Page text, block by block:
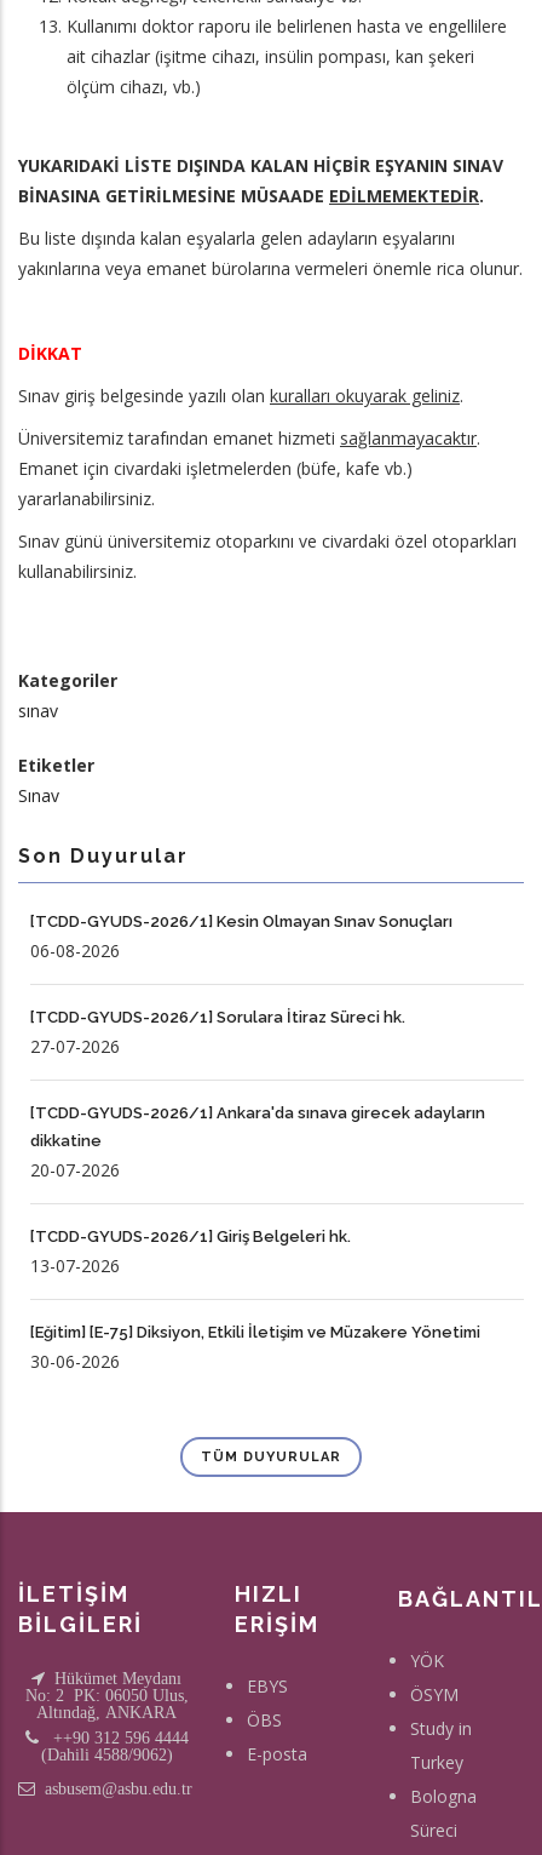
Kullanımı doktor raporu ile belirlenen hasta ve engellilere
ait cihazlar (işitme cihazı, insülin pompası, kan şekeri
ölçüm cihazı, vb.)
YUKARIDAKİ LİSTE DIŞINDA KALAN HİÇBİR EŞYANIN SINAV
BİNASINA GETİRİLMESİNE MÜSAADE EDİLMEMEKTEDİR.
Bu liste dışında kalan eşyalarla gelen adayların eşyalarını
yakınlarına veya emanet bürolarına vermeleri önemle rica olunur.
DİKKAT
Sınav giriş belgesinde yazılı olan kuralları okuyarak geliniz.
Üniversitemiz tarafından emanet hizmeti sağlanmayacaktır.
Emanet için civardaki işletmelerden (büfe, kafe vb.)
yararlanabilirsiniz.
Sınav günü üniversitemiz otoparkını ve civardaki özel otoparkları
kullanabilirsiniz.
Kategoriler
sınav
Etiketler
Sınav
Son Duyurular
[TCDD-GYUDS-2026/1] Kesin Olmayan Sınav Sonuçları
06-08-2026
[TCDD-GYUDS-2026/1] Sorulara İtiraz Süreci hk.
27-07-2026
[TCDD-GYUDS-2026/1] Ankara'da sınava girecek adayların
dikkatine
20-07-2026
[TCDD-GYUDS-2026/1] Giriş Belgeleri hk.
13-07-2026
[Eğitim] [E-75] Diksiyon, Etkili İletişim ve Müzakere Yönetimi
30-06-2026
TÜM DUYURULAR
İLETİŞİM
BİLGİLERİ
Hükümet Meydanı
No: 2 PK: 06050 Ulus,
Altındağ, ANKARA
++90 312 596 4444
(Dahili 4588/9062)
asbusem@asbu.edu.tr
HIZLI
ERİŞİM
EBYS
ÖBS
E-posta
YÖK
ÖSYM
Study in
Turkey
Bologna
Süreci